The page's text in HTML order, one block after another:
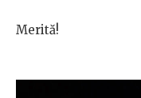
Merită!